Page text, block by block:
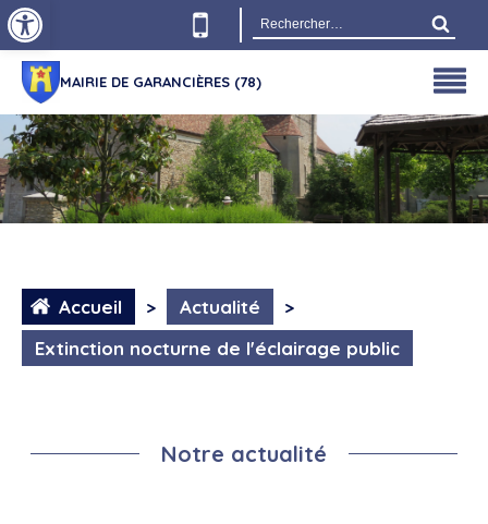
Rechercher :
MAIRIE DE GARANCIÈRES (78)
Accueil > Actualité
>
Extinction nocturne de l'éclairage public
Notre actualité